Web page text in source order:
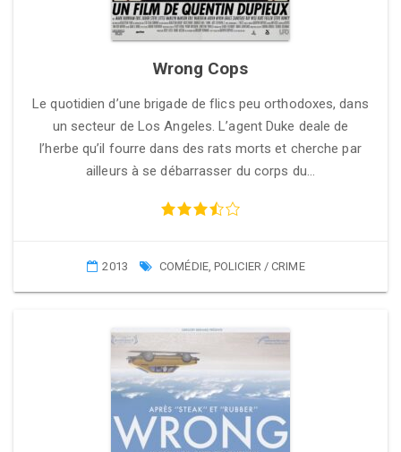
Wrong Cops
Le quotidien d’une brigade de flics peu orthodoxes, dans
un secteur de Los Angeles. L’agent Duke deale de
l’herbe qu’il fourre dans des rats morts et cherche par
ailleurs à se débarrasser du corps du…
2013 COMÉDIE,POLICIER / CRIME